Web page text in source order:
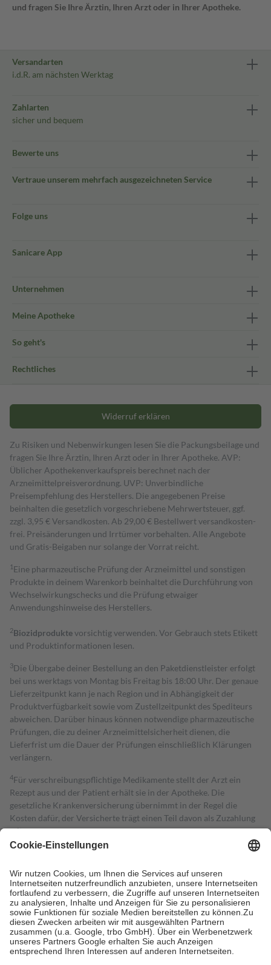
und fragen Sie Ihre Ärztin, Ihren Arzt oder in Ihrer Apotheke.
Versandarten
i.d.R. am nächsten Werktag
Zahlarten
sicher und bequem
Bewerte uns
Vertraue unserem mehrfach ausgezeichneten Service
Folge uns
Sanicare App
Unternehmen
Meine Apotheke
So geht's
Rechtliches
Widerruf erklären
Zu Risiken und Nebenwirkungen lesen Sie die Packungsbeilage und
fragen Sie Ihre Ärztin, Ihren Arzt oder in Ihrer Apotheke. AVP:
Üblicher Apothekenverkaufspreis berechnet nach der
Arzneimittelpreisverordnung. UVP: Unverbindliche
Preisempfehlung des Herstellers. Die angegebenen Preise
beinhalten die gesetzlich vorgeschriebene Mehrwertsteuer, ggf.
zzgl. 3,95 € Versandkosten. Ab 29,00 € Bestell­wert versand­kosten­
frei. Preisänderungen und Irrtümer vorbehalten. Alle Angebote
und Gratis-Beigaben nur solange der Vorrat reicht.
1 Eine pharmazeutische Prüfung der Arzneimittel und sonstigen
Produkte in deinem Warenkorb beinhaltet die Durchführung von
Wechselwirkungschecks und die Prüfung etwaiger
Anwendungshinweise des Herstellers.
2Biozidproduktevorsichtig verwenden. Vor Gebrauch stets Etikett
und Produktinformationen lesen.
3Die Übergabe deiner Bestellung an den Paketdienstleister erfolgt
bei uns werktags von Montag bis Freitag bis 18:00 Uhr. Der genaue
Lieferzeitpunkt kann je nach Region und in Abhängigkeit der
Produktverfügbarkeit sowie vom Zustellzeitpunkt des Spediteurs
abweichen. Darüber hinaus können notwendige pharmazeutische
Prüfungen, die zu deiner Arzneimittelsicherheit dienen, die
Lieferfrist um die Dauer der Prüfungen einschließlich Klärungen
verlängern.
4Für verschreibungspflichtige Medikamente stellt der Arzt ein
Rezept aus und der Patient erhält sie in der Apotheke. Die
gesetzliche Krankenversicherung übernimmt in der Regel die
Kosten dafür, der Versicherte trägt einen Teil davon als Zuzahlung
mit.
Grundsätzlich leisten Mitglieder Zuzahlungen in Höhe von zehn
höchstens zehn Euro.
Es sind jedoch nie mehr als die tatsächlichen
Kosten der Leistung zu entrichten.
Diese Regeln gelten grundsätzlich auch für Online-Apotheken.
Bei Heilmitteln und häuslicher Krankenpflege beträgt die
Zuzahlung zehn Prozent der Kosten sowie zehn Euro je
Verordnung.
Um das Engagement der Versicherten für ihre eigene Gesundheit zu
stärken und die besondere Stellung der Familie zu unterstützen,